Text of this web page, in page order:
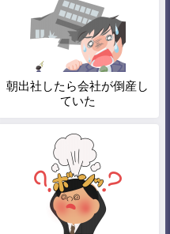
朝出社したら会社が倒産し
ていた